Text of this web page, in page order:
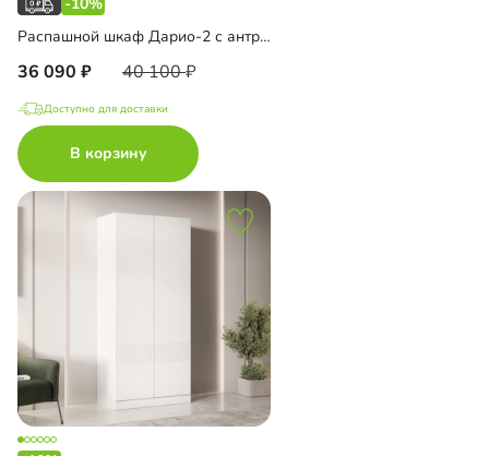
Распашной шкаф Дарио-2 с антресолью
36 090 40 100
Доступно для доставки
В корзину